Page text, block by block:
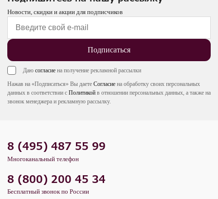
Новости, скидки и акции для подписчиков
Подписаться
Даю согласие на получение рекламной рассылки
Нажав на «Подписаться» Вы даете Согласие на обработку своих персональных
данных в соответствии с Политикой в отношении персональных данных, а также на
звонок менеджера и рекламную рассылку.
8 (495) 487 55 99
Многоканальный телефон
8 (800) 200 45 34
Бесплатный звонок по России